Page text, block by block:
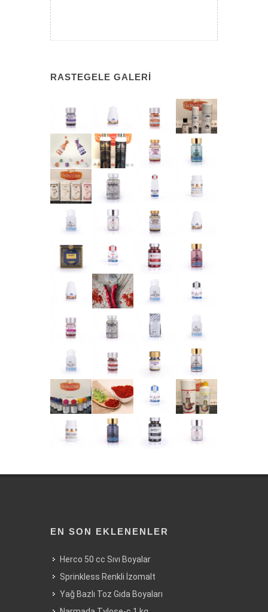
RASTEGELE GALERI
EN SON EKLENENLER
Herco 50 cc Sıvı Boyalar
Sprinkless Renkli İzomalt
Yağ Bazlı Toz Gıda Boyaları